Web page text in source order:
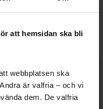
att hemsidan ska bli
webbplatsen ska
är valfria – och vi
dem. De valfria
hänger